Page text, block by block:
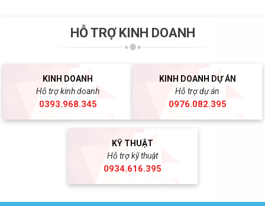
HỖ TRỢ KINH DOANH
KINH DOANH
Hỗ trợ kinh doanh
0393.968.345
KINH DOANH DỰ ÁN
Hỗ trợ dự án
0976.082.395
KỸ THUẬT
Hỗ trợ kỹ thuật
0934.616.395